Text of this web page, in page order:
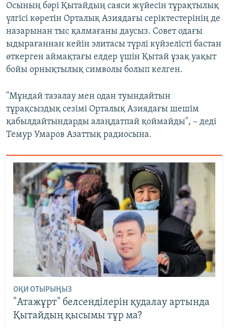
Осының бәрі Қытайдың саяси жүйесін тұрақтылық
үлгісі көретін Орталық Азиядағы серіктестерінің де
назарынан тыс қалмағаны даусыз. Совет одағы
ыдырағаннан кейін элитасы түрлі күйзелісті бастан
өткерген аймақтағы елдер үшін Қытай ұзақ уақыт
бойы орнықтылық символы болып келген.
"Мұндай тазалау мен одан туындайтын
тұрақсыздық сезімі Орталық Азиядағы шешім
қабылдайтындарды алаңдатпай қоймайды", – деді
Темур Умаров Азаттық радиосына.
ОҚИ ОТЫРЫҢЫЗ
"Атажұрт" белсенділерін қудалау артында
Қытайдың қысымы тұр ма?